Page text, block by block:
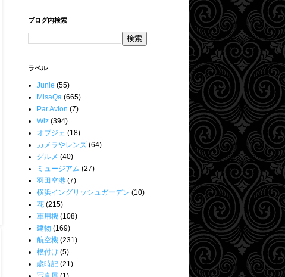
ブログ内検索
ラベル
Junie (55)
MisaQa (665)
Par Avion (7)
Wiz (394)
オブジェ (18)
カメラやレンズ (64)
グルメ (40)
ミュージアム (27)
羽田空港 (7)
横浜イングリッシュガーデン (10)
花 (215)
軍用機 (108)
建物 (169)
航空機 (231)
根付け (5)
歳時記 (21)